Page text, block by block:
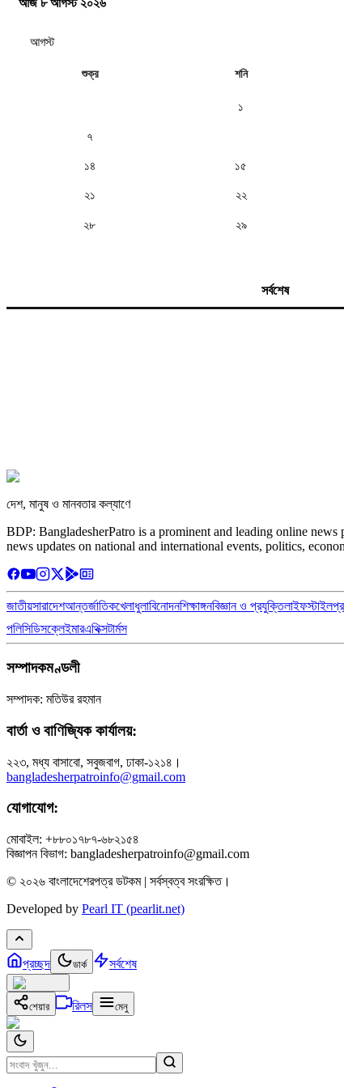
শুক্র শনি
১
৭
১৪ ১৫
২১ ২২
২৮ ২৯
সর্বশেষ
দেশ, মানুষ ও মানবতার কল্যাণে
BDP: BangladesherPatro is a prominent and leading online
news updates on national and international events, politics,
জাতীয়সারাদেশআন্তর্জাতিকখেলাধুলাবিনোদনশিক্ষাঙ্গনবিজ্ঞান ও প্রযুক্তিলাইফস্টাইল
পলিসিডিসক্লেইমারএথিক্সটার্মস
সম্পাদকমণ্ডলী
সম্পাদক: মতিউর রহমান
বার্তা ও বাণিজ্যিক কার্যালয়:
২২৩, মধ্য বাসাবো, সবুজবাগ, ঢাকা-১২১৪।
bangladesherpatroinfo@gmail.com
যোগাযোগ:
মোবাইল: +৮৮০১৭৮৭-৬৮২১৫৪
বিজ্ঞাপন বিভাগ: bangladesherpatroinfo@gmail.com
© ২০২৬ বাংলাদেশেরপত্র ডটকম | সর্বস্বত্ব সংরক্ষিত।
Developed by Pearl IT (pearlit.net)
প্রচ্ছদ ডার্ক সর্বশেষ
শেয়ার রিলস মেনু